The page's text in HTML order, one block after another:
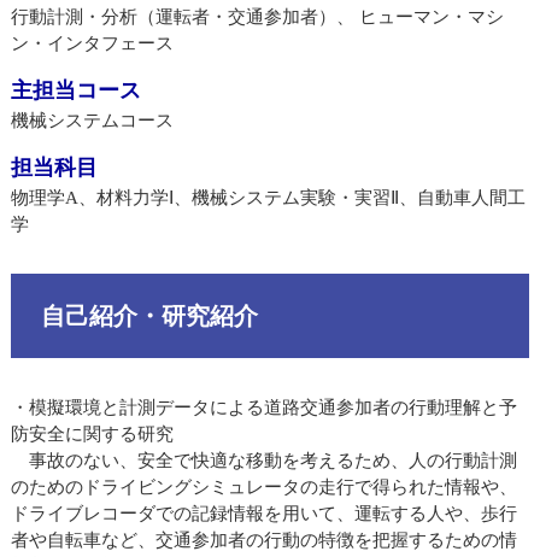
行動計測・分析（運転者・交通参加者）、 ヒューマン・マシ
ン・インタフェース
主担当コース
機械システムコース
担当科目
物理学A、材料力学Ⅰ、機械システム実験・実習Ⅱ、自動車人間工
学
自己紹介・研究紹介
・模擬環境と計測データによる道路交通参加者の行動理解と予
防安全に関する研究
事故のない、安全で快適な移動を考えるため、人の行動計測
のためのドライビングシミュレータの走行で得られた情報や、
ドライブレコーダでの記録情報を用いて、運転する人や、歩行
者や自転車など、交通参加者の行動の特徴を把握するための情